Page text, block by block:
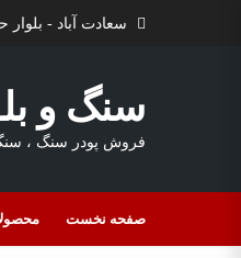
سعادت آباد -
سنگ و
فروش پودر سنگ ،
صفحه نخست